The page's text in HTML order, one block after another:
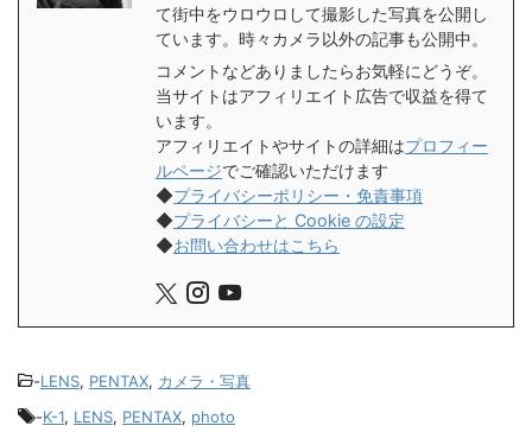
て街中をウロウロして撮影した写真を公開し
ています。時々カメラ以外の記事も公開中。
コメントなどありましたらお気軽にどうぞ。
当サイトはアフィリエイト広告で収益を得て
います。
アフィリエイトやサイトの詳細はプロフィー
ルページでご確認いただけます
◆プライバシーポリシー・免責事項
◆プライバシーと Cookie の設定
◆お問い合わせはこちら
-LENS, PENTAX, カメラ・写真
-K-1, LENS, PENTAX, photo